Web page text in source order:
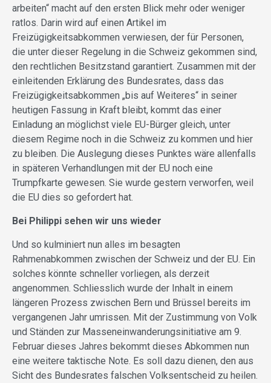
arbeiten“ macht auf den ersten Blick mehr oder weniger
ratlos. Darin wird auf einen Artikel im
Freizügigkeitsabkommen verwiesen, der für Personen,
die unter dieser Regelung in die Schweiz gekommen sind,
den rechtlichen Besitzstand garantiert. Zusammen mit der
einleitenden Erklärung des Bundesrates, dass das
Freizügigkeitsabkommen „bis auf Weiteres“ in seiner
heutigen Fassung in Kraft bleibt, kommt das einer
Einladung an möglichst viele EU-Bürger gleich, unter
diesem Regime noch in die Schweiz zu kommen und hier
zu bleiben. Die Auslegung dieses Punktes wäre allenfalls
in späteren Verhandlungen mit der EU noch eine
Trumpfkarte gewesen. Sie wurde gestern verworfen, weil
die EU dies so gefordert hat.
Bei Philippi sehen wir uns wieder
Und so kulminiert nun alles im besagten
Rahmenabkommen zwischen der Schweiz und der EU. Ein
solches könnte schneller vorliegen, als derzeit
angenommen. Schliesslich wurde der Inhalt in einem
längeren Prozess zwischen Bern und Brüssel bereits im
vergangenen Jahr umrissen. Mit der Zustimmung von Volk
und Ständen zur Masseneinwanderungsinitiative am 9.
Februar dieses Jahres bekommt dieses Abkommen nun
eine weitere taktische Note. Es soll dazu dienen, den aus
Sicht des Bundesrates falschen Volksentscheid zu heilen.